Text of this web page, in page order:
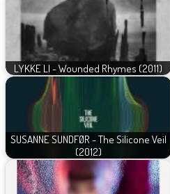
LYKKE LI - Wounded Rhymes (2011)
SUSANNE SUNDFØR - The Silicone Veil
(2012)